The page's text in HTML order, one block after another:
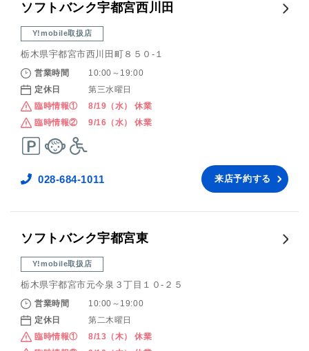
ソフトバンク宇都宮西川田
Y!mobile取扱店
栃木県宇都宮市西川田町８５０‐１
営業時間
10:00～19:00
定休日
第三水曜日
臨時情報①
8/19（水） 休業
臨時情報②
9/16（水） 休業
028-684-1011 来店予約する
ソフトバンク宇都宮東
Y!mobile取扱店
栃木県宇都宮市元今泉３丁目１０‐２５
営業時間
10:00～19:00
定休日
第二木曜日
臨時情報①
8/13（木） 休業